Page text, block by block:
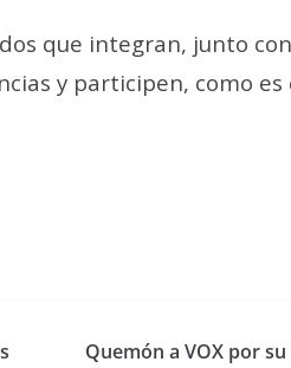
que integran, junto
y participen, como
Quemón a VOX por